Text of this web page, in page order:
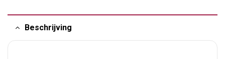
Beschrijving